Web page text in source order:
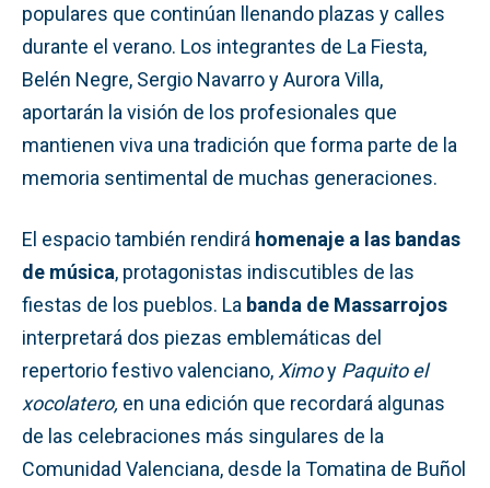
populares que continúan llenando plazas y calles
durante el verano. Los integrantes de La Fiesta,
Belén Negre, Sergio Navarro y Aurora Villa,
aportarán la visión de los profesionales que
mantienen viva una tradición que forma parte de la
memoria sentimental de muchas generaciones.
El espacio también rendirá homenaje a las bandas
de música, protagonistas indiscutibles de las
fiestas de los pueblos. La banda de Massarrojos
interpretará dos piezas emblemáticas del
repertorio festivo valenciano, Ximoy Paquito el
xocolatero, en una edición que recordará algunas
de las celebraciones más singulares de la
Comunidad Valenciana, desde la Tomatina de Buñol